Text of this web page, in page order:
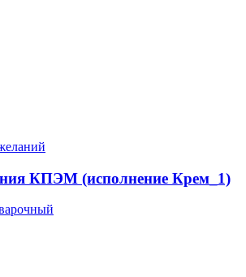
КПЭМ (исполнение Крем_1)